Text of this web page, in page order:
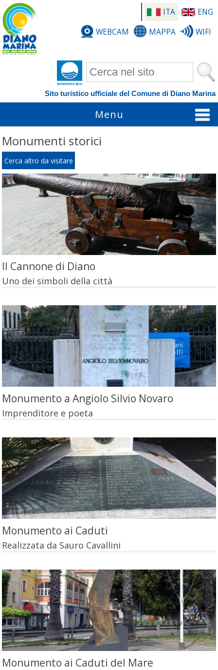
ITA
ENG
WEBCAM
MAPPA WIFI
Form di ricerca
Sito turistico ufficiale del Comune di Diano Marina
Menu
Monumenti storici
Cerca altro da visitare
Il Cannone di Diano
Uno dei simboli della città
Monumento a Angiolo Silvio Novaro
Imprenditore e poeta
Monumento ai Caduti
Realizzata da Sauro Cavallini
Monumento ai Caduti del Mare